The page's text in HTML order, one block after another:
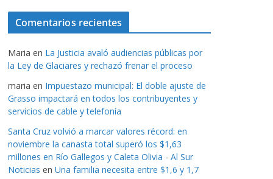
Comentarios recientes
Maria en La Justicia avaló audiencias públicas por
la Ley de Glaciares y rechazó frenar el proceso
maria en Impuestazo municipal: El doble ajuste de
Grasso impactará en todos los contribuyentes y
servicios de cable y telefonía
Santa Cruz volvió a marcar valores récord: en
noviembre la canasta total superó los $1,63
millones en Río Gallegos y Caleta Olivia - Al Sur
Noticias en Una familia necesita entre $1,6 y 1,7